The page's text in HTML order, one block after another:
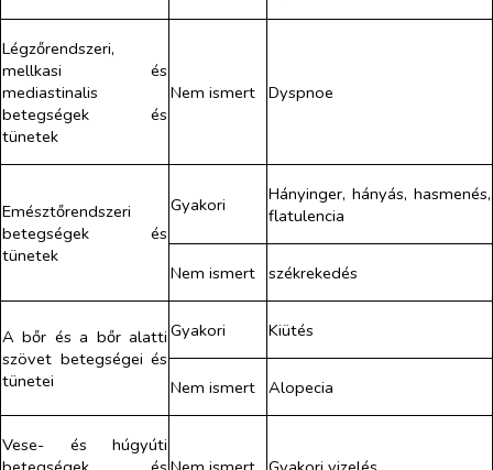
Légzőrendszeri,
mellkasi és
mediastinalis
betegségek és
tünetek
Nem ismert Dyspnoe
Emésztőrendszeri
betegségek és
tünetek
Gyakori
Hányinger, hányás, hasmenés,
flatulencia
Nem ismert székrekedés
A bőr és a bőr alatti
szövet betegségei és
tünetei
Gyakori Kiütés
Nem ismert Alopecia
Vese- és húgyúti